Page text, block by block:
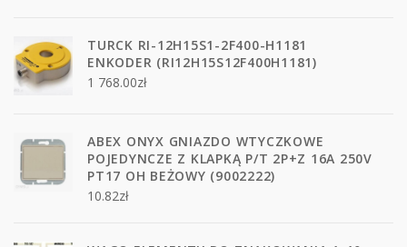
TURCK RI-12H15S1-2F400-H1181
ENKODER (RI12H15S12F400H1181)
1 768.00zł
ABEX ONYX GNIAZDO WTYCZKOWE
POJEDYNCZE Z KLAPKĄ P/T 2P+Z 16A 250V
PT17 OH BEŻOWY (9002222)
10.82zł